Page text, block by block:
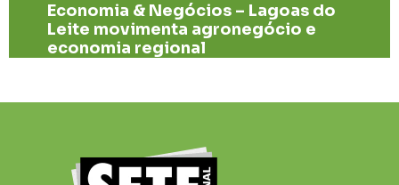
Economia & Negócios – Lagoas do
Leite movimenta agronegócio e
economia regional